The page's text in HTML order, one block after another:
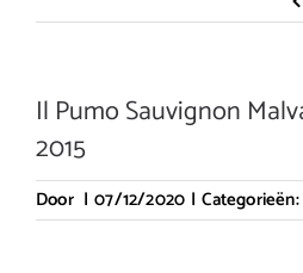
Il Pumo Sauvignon
2015
Door | 07/12/2020 | Categorieën: